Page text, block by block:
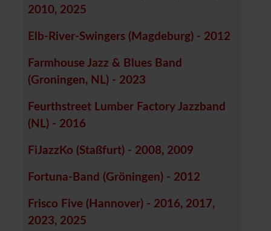
2010, 2025
Elb-River-Swingers (Magdeburg) - 2012
Farmhouse Jazz & Blues Band
(Groningen, NL) - 2023
Feurthstreet Lumber Factory Jazzband
(NL) - 2016
FiJazzKo (Staßfurt) - 2008, 2009
Fortuna-Band (Gröningen) - 2012
Frisco Five (Hannover) - 2016, 2017,
2023, 2025